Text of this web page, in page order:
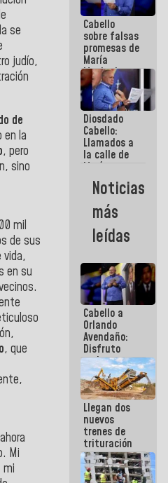
se
judío,
de
en la
, pero
sino
mil
de sus
vida,
en su
, que
Mi
mi
política más
sólida de
Venezuela
Cabello
sobre falsas
promesas de
María
Machado:
¿Quién le
puede creer?
¿Y la gente
que ella iba
a salvar en
La Guaira?
Diosdado
Cabello:
Llamados a
la calle de
María
Machado se
estrellaron
de frente
contra el
Pueblo
Noticias
más
leídas
Cabello a
Orlando
Avendaño:
Disfruto
cada vez
que escribes
porque lo
que haces
es
embarrarla
Llegan dos
nuevos
trenes de
trituración
para
optimizar
manejo de